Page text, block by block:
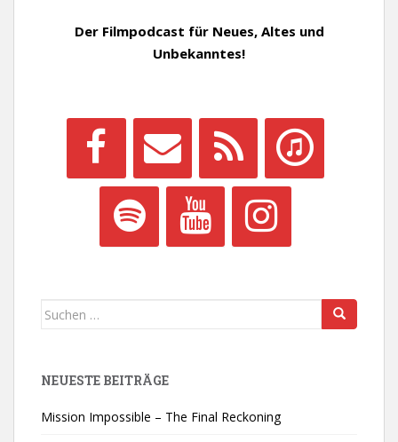
Der Filmpodcast für Neues, Altes und
Unbekanntes!
Suchen
NEUESTE BEITRÄGE
Mission Impossible – The Final Reckoning